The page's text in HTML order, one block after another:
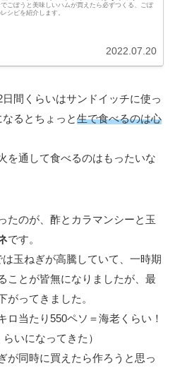
ごぼうと美味しいハムが買えたら必ずつくる、ごぼ
シピを紹介します。
2022.07.20
間くらいはサンドイッチに使っ
るとちょっと生で食べるのは心
を通して食べるのはもったいな
たのが、酢とカラマンシーと玉
です。
玉ねぎが高騰していて、一時期
ことが皆無になりましたが、最
がってきました。
ロ当たり550ペソ＝海老くらい！
いになってきた）
が同時に買えたら作ろうと思っ